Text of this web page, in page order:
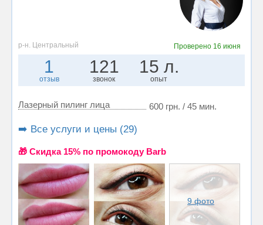
р-н. Центральный Проверено 16 июня
1
отзыв
121
звонок
15 л.
опыт
Лазерный пилинг лица 600 грн. / 45 мин.
➡️ Все услуги и цены (29)
🎁 Cкидка 15% по промокоду Barb
9 фото